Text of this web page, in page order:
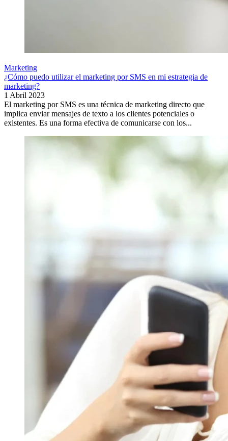
Marketing
¿Cómo puedo utilizar el marketing por SMS en mi estrategia de
marketing?
1 Abril 2023
El marketing por SMS es una técnica de marketing directo que
implica enviar mensajes de texto a los clientes potenciales o
existentes. Es una forma efectiva de comunicarse con los...